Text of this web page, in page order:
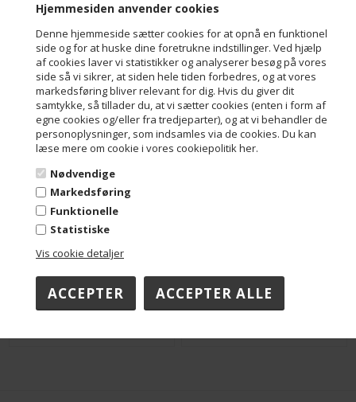
Hjemmesiden anvender cookies
Denne hjemmeside sætter cookies for at opnå en funktionel
side og for at huske dine foretrukne indstillinger. Ved hjælp
af cookies laver vi statistikker og analyserer besøg på vores
side så vi sikrer, at siden hele tiden forbedres, og at vores
markedsføring bliver relevant for dig. Hvis du giver dit
samtykke, så tillader du, at vi sætter cookies (enten i form af
egne cookies og/eller fra tredjeparter), og at vi behandler de
personoplysninger, som indsamles via de cookies. Du kan
læse mere om cookie i vores cookiepolitik her.
Nødvendige
Markedsføring
Funktionelle
Statistiske
Vis cookie detaljer
DKK 15,00
Cognac konfekt - Uden tilsat sukker - Flowpack
DKK 15,00
Mint konfekt - Uden tilsat sukker - Flowpack